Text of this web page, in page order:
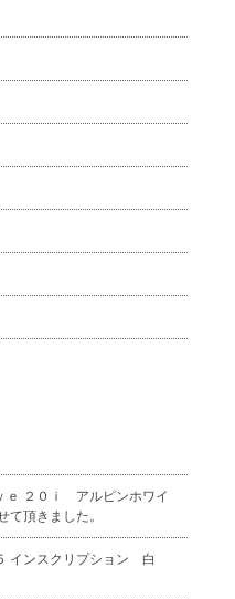
ｅ ２０ｉ アルピンホワイ
頂きました。
インスクリプション 白